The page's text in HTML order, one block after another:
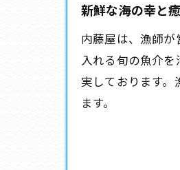
新鮮な海の幸と
内藤屋は、漁師が
入れる旬の魚介
実しております
ます。